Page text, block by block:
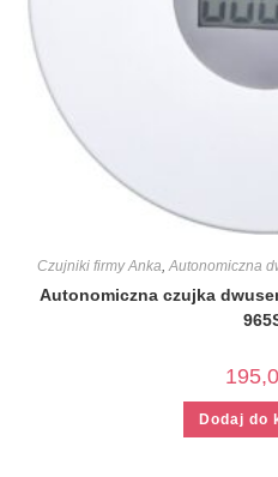
Czujniki firmy Anka,Autonomiczna
Autonomiczna czujka
Dodaj do